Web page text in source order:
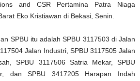
and CSR Pertamina Patra Niaga
Eko Kristiawan di Bekasi, Senin.
SPBU itu adalah SPBU 3117503 di Jalan
Jalan Industri, SPBU 3117505 Jalan
SPBU 3117506 Satria Mekar, SPBU
dan SPBU 3417205 Harapan Indah